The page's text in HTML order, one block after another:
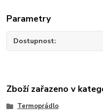
Parametry
Dostupnost
Zboží zařazeno v
Termoprádlo